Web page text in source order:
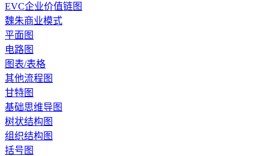
EVC企业价值链图
魏朱商业模式
平面图
电路图
图表/表格
其他流程图
甘特图
基础思维导图
树状结构图
组织结构图
括号图